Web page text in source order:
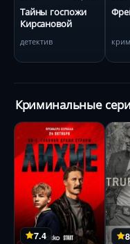
Тайны госпожи
Кирсановой
детектив
Криминальные
7.4